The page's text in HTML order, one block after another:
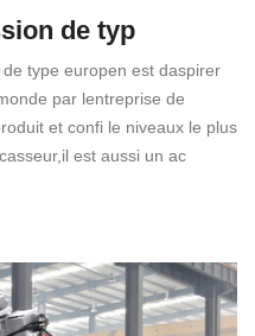
de typ
type europen est daspirer
par lentreprise de
et confi le niveaux le plus
est aussi un ac